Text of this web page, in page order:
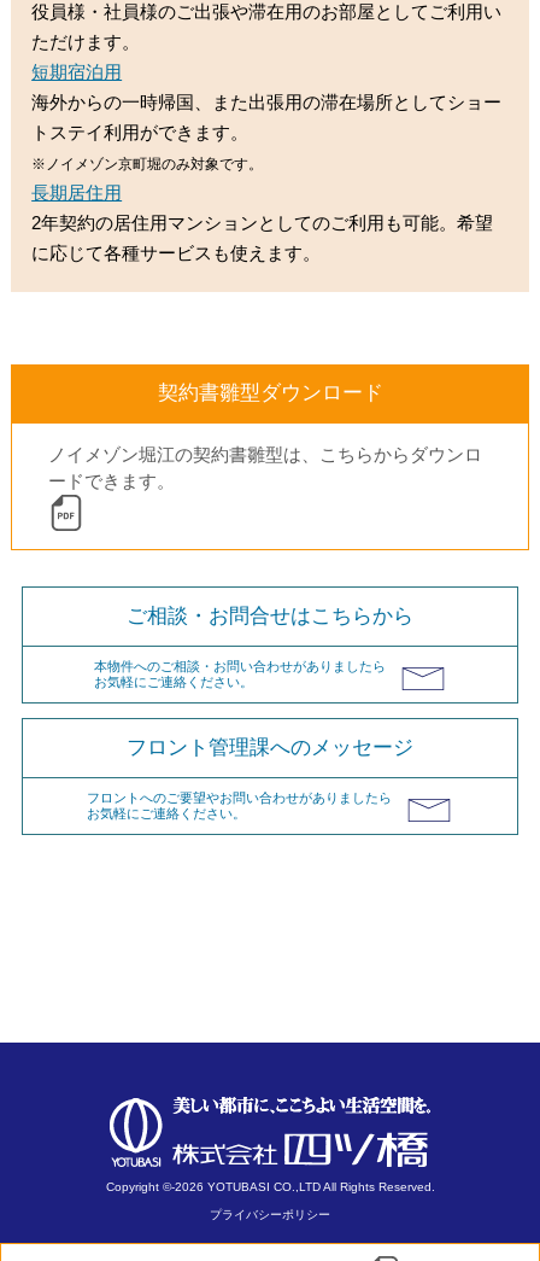
役員様・社員様のご出張や滞在用のお部屋としてご利用い
ただけます。
短期宿泊用
海外からの一時帰国、また出張用の滞在場所としてショー
トステイ利用ができます。
※ノイメゾン京町堀のみ対象です。
長期居住用
2年契約の居住用マンションとしてのご利用も可能。希望
に応じて各種サービスも使えます。
契約書雛型ダウンロード
ノイメゾン堀江の契約書雛型は、こちらからダウンロ
ードできます。
ご相談・お問合せはこちらから
本物件へのご相談・お問い合わせがありましたら
お気軽にご連絡ください。
フロント管理課へのメッセージ
フロントへのご要望やお問い合わせがありましたら
お気軽にご連絡ください。
Copyright ©-2026 YOTUBASI CO.,LTD All Rights Reserved.
プライバシーポリシー